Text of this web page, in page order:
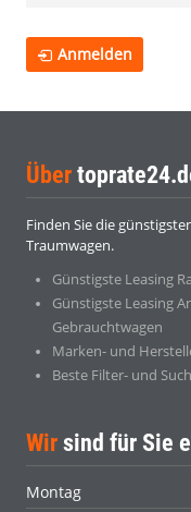
Anmelden
Über
Finden Sie die
Traumwagen.
Günstigste Leasing
Günstigste Leasing
Gebrauchtwagen
Marken- und
Beste Filter- und
Wir sind für Sie
Montag